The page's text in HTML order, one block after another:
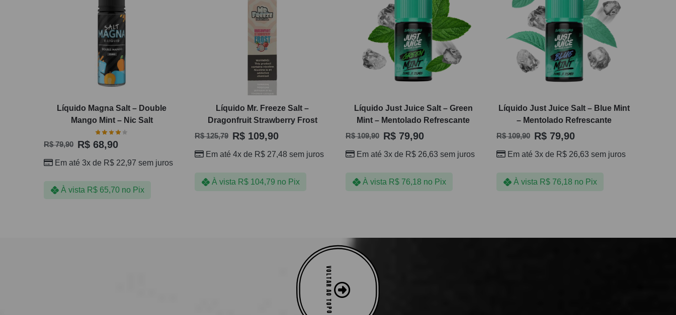
Líquido Magna Salt – Double
Mango Mint – Nic Salt
R$79,90 R$ 68,90
Em até 3x de R$ 22,97 sem juros
À vista R$65,70 no Pix
Líquido Mr. Freeze Salt –
Dragonfruit Strawberry Frost
R$125,79 R$ 109,90
Em até 4x de R$ 27,48 sem juros
À vista R$104,79 no Pix
Líquido Just Juice Salt – Green
Mint – Mentolado Refrescante
R$109,90 R$79,90
Em até 3x de R$26,63 sem juros
À vista R$76,18 no Pix
Líquido Just Juice Salt – Blue Mint
– Mentolado Refrescante
R$109,90 R$79,90
Em até 3x de R$26,63 sem juros
À vista R$76,18 no Pix
VOLTAR AO TOPO